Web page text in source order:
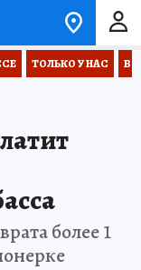
ТОЛЬКО У НАС
более 1